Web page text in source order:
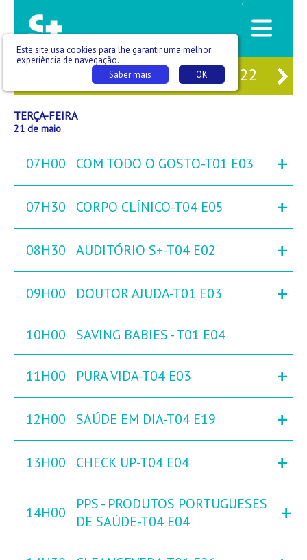
/
20 TER 21 QUA 22
TERÇA-FEIRA
21 de maio
07H00 COM TODO O GOSTO-T01 E03 +
07H30 CORPO CLÍNICO-T04 E05 +
08H30 AUDITÓRIO S+-T04 E02 +
09H00 DOUTOR AJUDA-T01 E03 +
10H00 SAVING BABIES - T01 E04
11H00 PURA VIDA-T04 E03 +
12H00 SAÚDE EM DIA-T04 E19 +
13H00 CHECK UP-T04 E04 +
14H00
PPS - PRODUTOS PORTUGUESES
DE SAÚDE-T04 E04
+
Este site usa cookies para lhe garantir uma melhor
experiência de navegação.
OK
Saber mais